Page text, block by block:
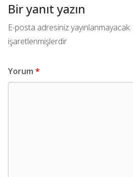
Bir yanıt yazın
E-posta adresiniz yayınlanmayacak.
işaretlenmişlerdir
Yorum *